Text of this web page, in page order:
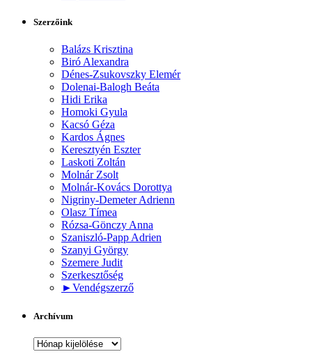
Szerzőink
Balázs Krisztina
Biró Alexandra
Dénes-Zsukovszky Elemér
Dolenai-Balogh Beáta
Hidi Erika
Homoki Gyula
Kacsó Géza
Kardos Ágnes
Keresztyén Eszter
Laskoti Zoltán
Molnár Zsolt
Molnár-Kovács Dorottya
Nigriny-Demeter Adrienn
Olasz Tímea
Rózsa-Gönczy Anna
Szaniszló-Papp Adrien
Szanyi György
Szemere Judit
Szerkesztőség
►Vendégszerző
Archívum
Archívum